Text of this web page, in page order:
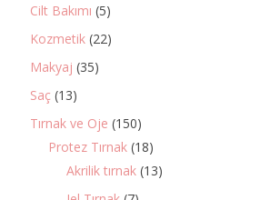
Cilt Bakımı (5)
Kozmetik (22)
Makyaj (35)
Saç (13)
Tırnak ve Oje (150)
Protez Tırnak (18)
Akrilik tırnak (13)